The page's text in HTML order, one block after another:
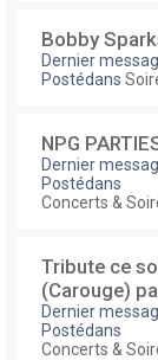
Bobby
Dernier
Postédans
NPG
Dernier
Postédans
Concerts &
Tribute ce
(Carouge)
Dernier
Postédans
Concerts &